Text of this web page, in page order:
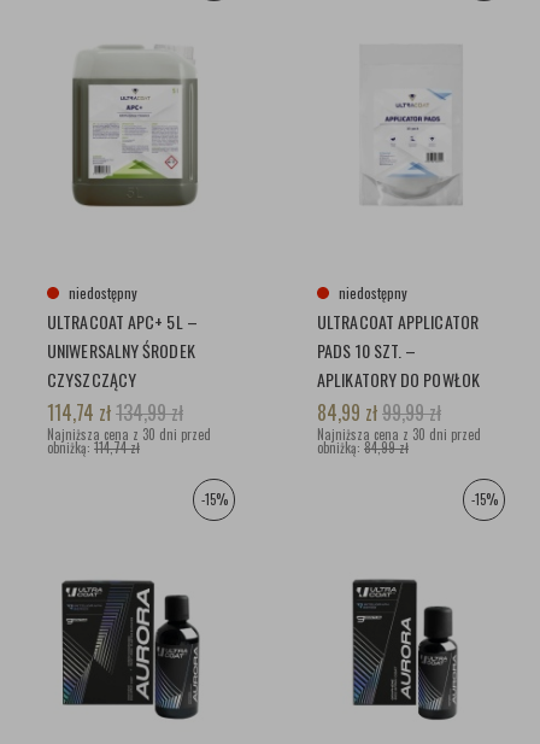
niedostępny
ULTRACOAT APC+ 5L –
UNIWERSALNY ŚRODEK
CZYSZCZĄCY
114,74 zł134,99zł
Najniższa cena z 30 dni przed
obniżką: 114,74 zł
niedostępny
ULTRACOAT APPLICATOR
PADS 10 SZT. –
APLIKATORY DO POWŁOK
CERAMICZNYCH
84,99 zł99,99zł
Najniższa cena z 30 dni przed
obniżką: 84,99 zł
-15% -15%